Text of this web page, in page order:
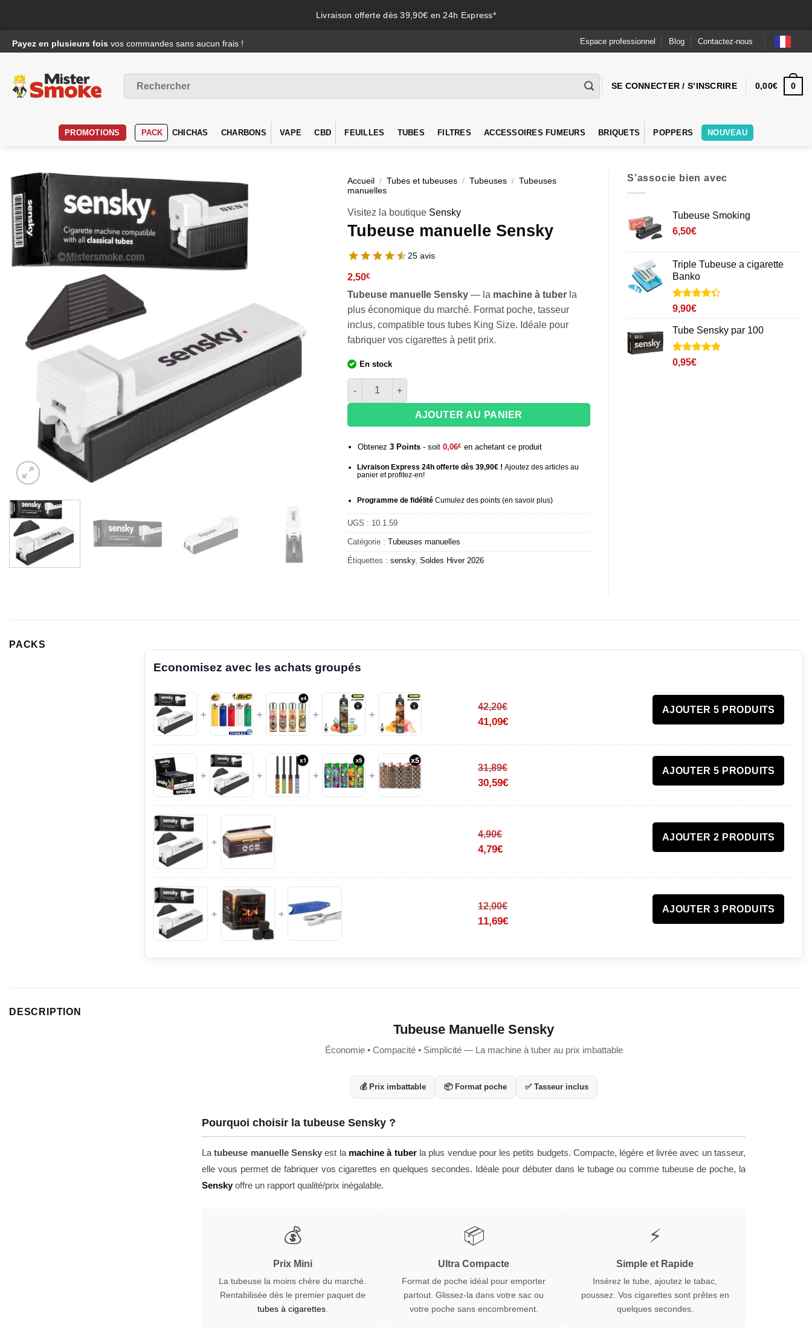
Livraison offerte dès 39,90€ en 24h Express*
au
Payez en plusieurs fois vos commandes sans aucun frais ! Espace professionnel Blog Contactez-nous
pour :
SE CONNECTER / S’INSCRIRE 0,00€ 0
PROMOTIONS PACK CHICHAS CHARBONS VAPE CBD FEUILLES TUBES FILTRES ACCESSOIRES FUMEURS BRIQUETS POPPERS NOUVEAU
Accueil / Tubes et tubeuses / Tubeuses / Tubeuses
manuelles
Visitez la boutique Sensky
Tubeuse manuelle Sensky
25 avis
2,50€
Tubeuse manuelle Sensky — la machine à tuber la
plus économique du marché. Format poche, tasseur
inclus, compatible tous tubes King Size. Idéale pour
fabriquer vos cigarettes à petit prix.
En stock
quantité de Tubeuse manuelle Sensky
AJOUTER AU PANIER
Obtenez 3Points- soit 0,06€ en achetant ce produit
Livraison Express 24h offerte dès 39,90€ ! Ajoutez des articles au
panier et profitez-en!
Programme de fidélitéCumulez des points (en savoir plus)
UGS : 10.1.59
Catégorie : Tubeuses manuelles
Étiquettes : sensky, Soldes Hiver 2026
S’associe bien avec
Tubeuse Smoking
6,50€
Triple Tubeuse a cigarette
Banko
Noté4.3
sur 5
basé sur
2
notations
client
9,90€
Tube Sensky par 100
Noté5
5 basé sur
6
0,95€
PACKS
Economisez avec les achats groupés
+ + + +
42,20€
41,09€
AJOUTER 5 PRODUITS
+ + + +
31,89€
30,59€
AJOUTER 5 PRODUITS
+
4,90€
4,79€
AJOUTER 2 PRODUITS
+ +
12,00€
11,69€
AJOUTER 3 PRODUITS
DESCRIPTION
Tubeuse Manuelle Sensky
Économie • Compacité • Simplicité — La machine à tuber au prix imbattable
💰 Prix imbattable 📦 Format poche ✅ Tasseur inclus
Pourquoi choisir la tubeuse Sensky ?
Latubeuse manuelle Senskyest la machine à tuberla plus vendue pour les petits budgets. Compacte, légère et livrée avec un tasseur,
elle vous permet de fabriquer vos cigarettes en quelques secondes. Idéale pour débuter dans le tubage ou comme tubeuse de poche, la
Senskyoffre un rapport qualité/prix inégalable.
💰
Prix Mini
La tubeuse la moins chère du marché.
Rentabilisée dès le premier paquet de
tubes à cigarettes.
📦
Ultra Compacte
Format de poche idéal pour emporter
partout. Glissez-la dans votre sac ou
votre poche sans encombrement.
⚡
Simple et Rapide
Insérez le tube, ajoutez le tabac,
poussez. Vos cigarettes sont prêtes en
quelques secondes.